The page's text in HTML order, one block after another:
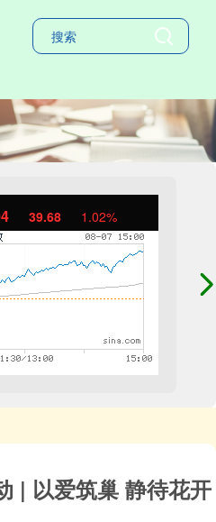
39.68 1.02%
| 以爱筑巢 静待花开